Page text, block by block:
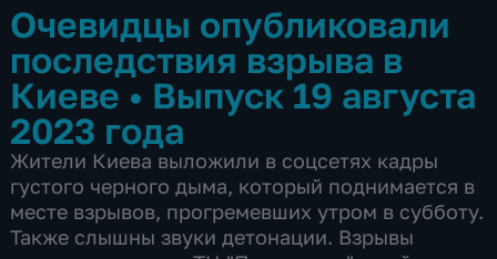
Очевидцы опубликовали
последствия взрыва в
Киеве • Выпуск 19 августа
2023 года
Жители Киева выложили в соцсетях кадры
густого черного дыма, который поднимается в
месте взрывов, прогремевших утром в субботу.
Также слышны звуки детонации. Взрывы